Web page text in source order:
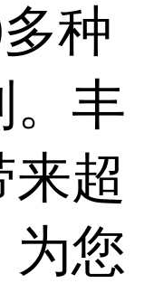
种
。丰
超
为您